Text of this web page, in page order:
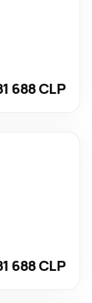
688 CLP
688 CLP